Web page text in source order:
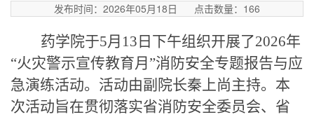
发布时间：2026年05月18日 点击数量： 166
药学院于5月13日下午组织开展了2026年
“火灾警示宣传教育月”消防安全专题报告与应
急演练活动。活动由副院长秦上尚主持。本
次活动旨在贯彻落实省消防安全委员会、省